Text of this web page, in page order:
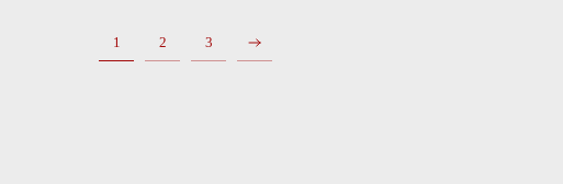
1 2 3